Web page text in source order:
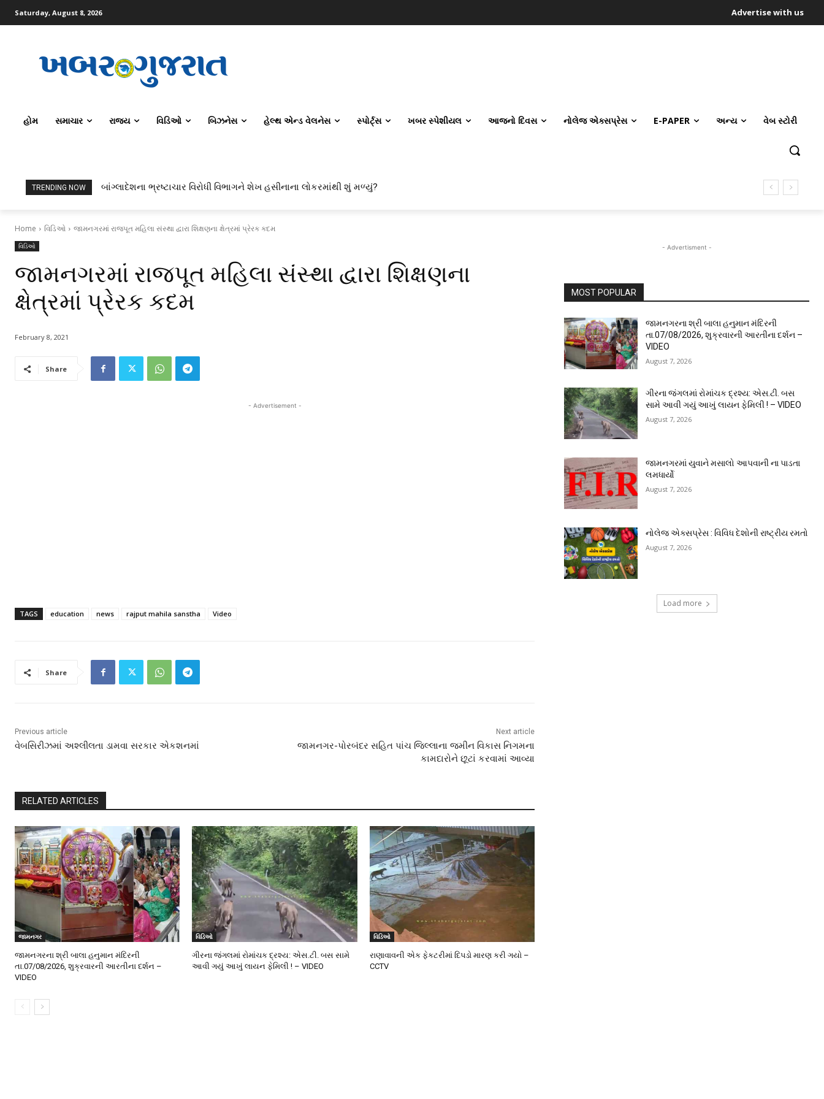
Saturday, August 8, 2026 Advertise with us
હોમ સમાચાર રાજ્ય વિડિઓ બિઝનેસ હેલ્થ એન્ડ વેલનેસ સ્પોર્ટ્સ ખબર સ્પેશીયલ આજનો દિવસ નોલેજ એક્સપ્રેસ E-PAPER અન્ય વેબ સ્ટોરી
TRENDING NOW બાંગ્લાદેશના ભ્રષ્ટાચાર વિરોધી વિભાગને શેખ હસીનાના લોકરમાંથી શું મળ્યું?
Home વિડિઓ જામનગરમાં રાજપૂત મહિલા સંસ્થા દ્વારા શિક્ષણના ક્ષેત્રમાં પ્રેરક કદમ
વિડિઓ
જામનગરમાં રાજપૂત મહિલા સંસ્થા દ્વારા શિક્ષણના
ક્ષેત્રમાં પ્રેરક કદમ
February 8, 2021
Share
- Advertisement -
TAGS education news rajput mahila sanstha Video
Share
Previous article
વેબસિરીઝમાં અશ્લીલતા ડામવા સરકાર એકશનમાં
Next article
જામનગર-પોરબંદર સહિત પાંચ જિલ્લાના જમીન વિકાસ નિગમના
કામદારોને છૂટાં કરવામાં આવ્યા
RELATED ARTICLES
જામનગર
જામનગરના શ્રી બાલા હનુમાન મંદિરની
તા.07/08/2026, શુક્રવારની આરતીના દર્શન –
VIDEO
વિડિઓ
ગીરના જંગલમાં રોમાંચક દ્રશ્ય: એસ.ટી. બસ સામે
આવી ગયું આખું લાયન ફેમિલી ! – VIDEO
વિડિઓ
રાણાવાવની એક ફેકટરીમાં દિપડો મારણ કરી ગયો –
CCTV
- Advertisment -
MOST POPULAR
જામનગરના શ્રી બાલા હનુમાન મંદિરની
તા.07/08/2026, શુક્રવારની આરતીના દર્શન –
VIDEO
August 7, 2026
ગીરના જંગલમાં રોમાંચક દ્રશ્ય: એસ.ટી. બસ
સામે આવી ગયું આખું લાયન ફેમિલી ! – VIDEO
August 7, 2026
જામનગરમાં યુવાને મસાલો આપવાની ના પાડતા
લમધાર્યો
August 7, 2026
નોલેજ એક્સપ્રેસ : વિવિધ દેશોની રાષ્ટ્રીય રમતો
August 7, 2026
Load more